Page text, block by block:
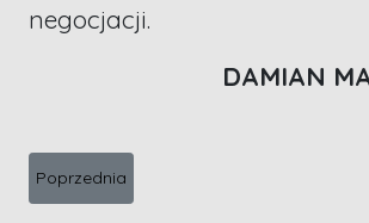
negocjacji.
DAMIAN
Poprzednia strona: Wyniki konkursu wraz
Poprzednia